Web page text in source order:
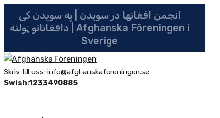
انجمن افغانها در سویدن | په سویدن کی
دافغانانو ټولنه | Afghanska Föreningen i
Sverige
Skriv till oss: info@afghanskaforeningen.se
Swish:1233490885